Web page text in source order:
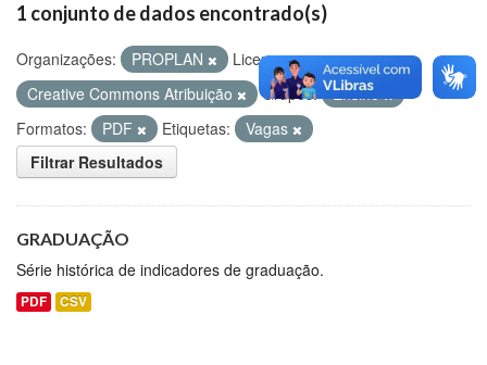
1 conjunto de dados encontrado(s)
Organizações: PROPLAN
Licenças:
Creative Commons Atribuição
Grupos:
Ensino
Formatos:
PDF Etiquetas:
Vagas
Filtrar Resultados
GRADUAÇÃO
Série histórica de indicadores de graduação.
PDF CSV